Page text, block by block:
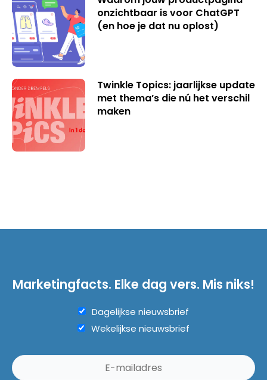
onzichtbaar is voor ChatGPT
(en hoe je dat nu oplost)
Twinkle Topics: jaarlijkse update
met thema’s die nú het verschil
maken
Marketingfacts. Elke dag vers. Mis niks!
Dagelijkse nieuwsbrief
Wekelijkse nieuwsbrief